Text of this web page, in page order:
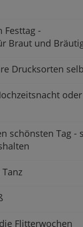
Festtag -
Braut und
Drucksorten
schönsten Tag -
Flitterwochen